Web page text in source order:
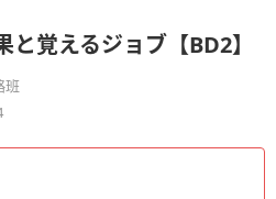
覚えるジョブ【BD2】
班